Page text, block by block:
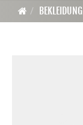
BEKLEIDUNG